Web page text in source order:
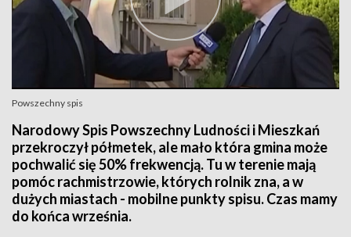
Powszechny spis
Narodowy Spis Powszechny Ludności i Mieszkań
przekroczył półmetek, ale mało która gmina może
pochwalić się 50% frekwencją. Tu w terenie mają
pomóc rachmistrzowie, których rolnik zna, a w
dużych miastach - mobilne punkty spisu. Czas mamy
do końca września.